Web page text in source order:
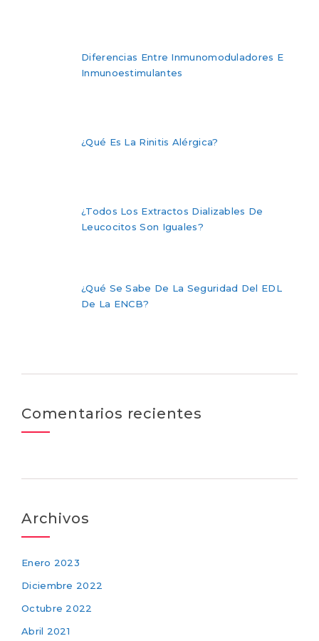
Diferencias Entre Inmunomoduladores E
Inmunoestimulantes
¿Qué Es La Rinitis Alérgica?
¿Todos Los Extractos Dializables De
Leucocitos Son Iguales?
¿Qué Se Sabe De La Seguridad Del EDL
De La ENCB?
Comentarios recientes
Archivos
Enero 2023
Diciembre 2022
Octubre 2022
Abril 2021